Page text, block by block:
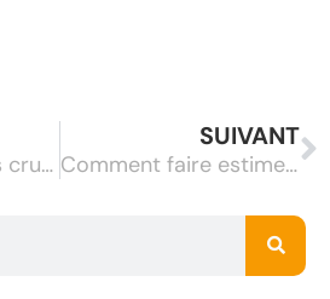
Dans quels grands crus investir pour le vin ?
SUIVANT
Comment faire estimer le prix de vente de sa maison ?